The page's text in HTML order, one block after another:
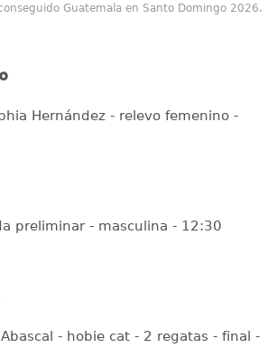
Guatemala en Santo Domingo 2026.
Hernández - relevo femenino -
preliminar - masculina - 12:30
Abascal - hobie cat - 2 regatas - final -